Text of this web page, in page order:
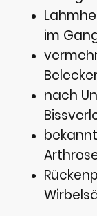
im
nach